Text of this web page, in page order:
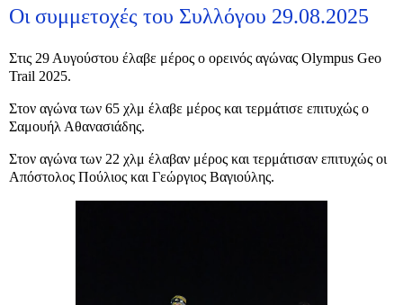
Οι συμμετοχές του Συλλόγου 29.08.2025
Στις 29 Αυγούστου έλαβε μέρος ο ορεινός αγώνας Olympus Geo
Trail 2025.
Στον αγώνα των 65 χλμ έλαβε μέρος και τερμάτισε επιτυχώς ο
Σαμουήλ Αθανασιάδης.
Στον αγώνα των 22 χλμ έλαβαν μέρος και τερμάτισαν επιτυχώς οι
Απόστολος Πούλιος και Γεώργιος Βαγιούλης.